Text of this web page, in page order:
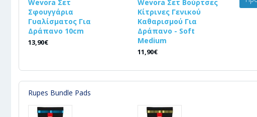
Wevora Σετ
Σφουγγάρια
Γυαλίσματος Για
Δράπανο 10cm
13,90€
Wevora Σετ Βούρτσες
Κίτρινες Γενικού
Καθαρισμού Για
Δράπανο - Soft
Medium
11,90€
Rupes Bundle Pads